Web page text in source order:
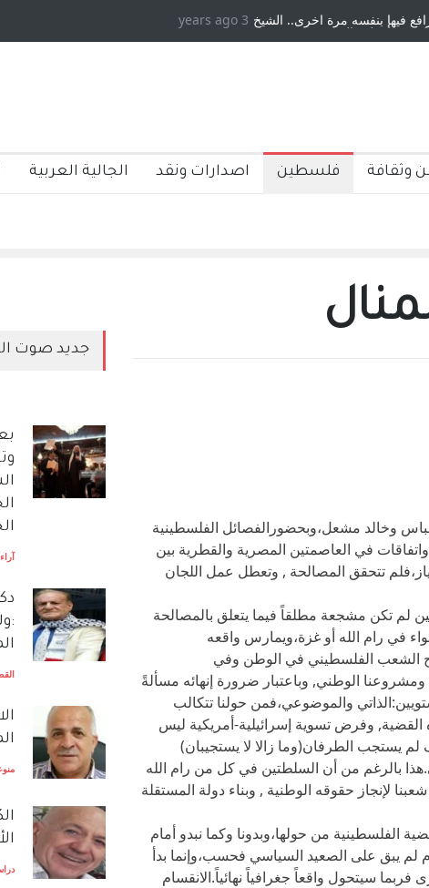
دكريات بغداد ٍ: عاشها وكتبها :وليد رباح – نيوجرسي بنفسه مرة اخرى.. الشيخ
الجنسية عن يد وهم
صاغرون،
3 years ago
وثقافة فلسطين اصدارات ونقد الجالية العربية
وخالد مشعل،وبحضورالفصائل الفلسطينية
في العاصمتين المصرية والقطرية بين
تتحقق المصالحة , وتعطل عمل اللجان
لم تكن مشجعة مطلقاً فيما يتعلق بالمصالحة
رام الله أو غزة،ويمارس واقعه
الشعب الفلسطيني في الوطن وفي
الوطني, وباعتبار ضرورة إنهائه مسألةً
والموضوعي،فمن حولنا تتكالب
القضية, وفرض تسوية إسرائيلية-أمريكية ليس
يستجب الطرفان(وما زالا لا يستجيبان)
بالرغم من أن السلطتين في كل من رام الله
لإنجاز حقوقه الوطنية , وبناء دولة المستقلة
الفلسطينية من حولها،وبدونا وكما نبدو أمام
لم يبق على الصعيد السياسي فحسب،وإنما بدأ
سيتحول واقعاً جغرافياً نهائياً.الانقسام
جديد صوت